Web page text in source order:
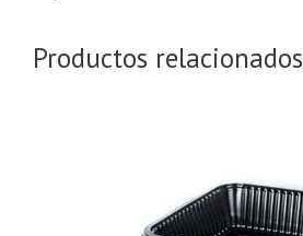
Productos relacionados